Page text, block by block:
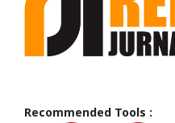
Recommended Tools :